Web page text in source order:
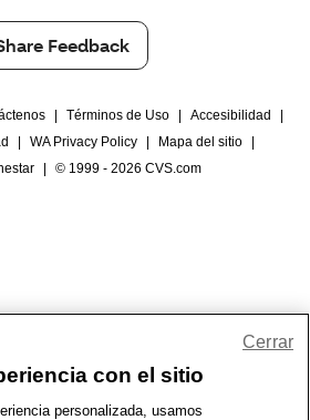
Feedback
Términos de Uso Accesibilidad
WA Privacy Policy Mapa del sitio
© 1999 - 2026 CVS.com
con el sitio
personalizada, usamos
Cerrar